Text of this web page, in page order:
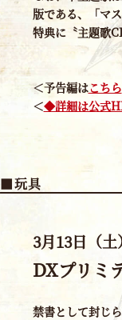
版である、「マ
特典に〝主題歌
＜予告編はこちら
＜◆詳細は公式
■玩具
3月13日（
DXプリミ
禁書として封じ